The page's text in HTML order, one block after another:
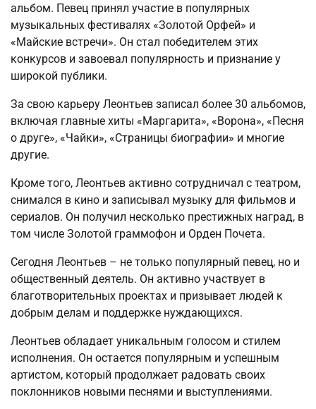
альбом. Певец принял участие в популярных
музыкальных фестивалях «Золотой Орфей» и
«Майские встречи». Он стал победителем этих
конкурсов и завоевал популярность и признание у
широкой публики.
За свою карьеру Леонтьев записал более 30 альбомов,
включая главные хиты «Маргарита», «Ворона», «Песня
о друге», «Чайки», «Страницы биографии» и многие
другие.
Кроме того, Леонтьев активно сотрудничал с театром,
снимался в кино и записывал музыку для фильмов и
сериалов. Он получил несколько престижных наград, в
том числе Золотой граммофон и Орден Почета.
Сегодня Леонтьев – не только популярный певец, но и
общественный деятель. Он активно участвует в
благотворительных проектах и призывает людей к
добрым делам и поддержке нуждающихся.
Леонтьев обладает уникальным голосом и стилем
исполнения. Он остается популярным и успешным
артистом, который продолжает радовать своих
поклонников новыми песнями и выступлениями.